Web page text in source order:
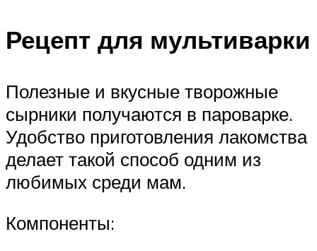
Рецепт для мультиварки
Полезные и вкусные творожные
сырники получаются в пароварке.
Удобство приготовления лакомства
делает такой способ одним из
любимых среди мам.
Компоненты: